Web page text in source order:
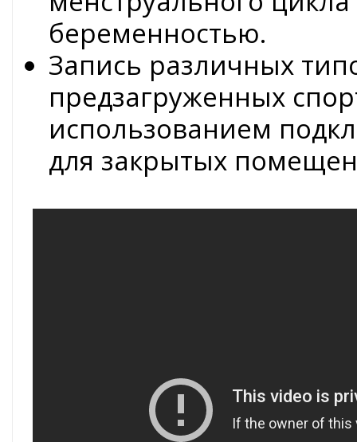
беременностью.
Запись различных
предзагруженных
использованием
для закрытых